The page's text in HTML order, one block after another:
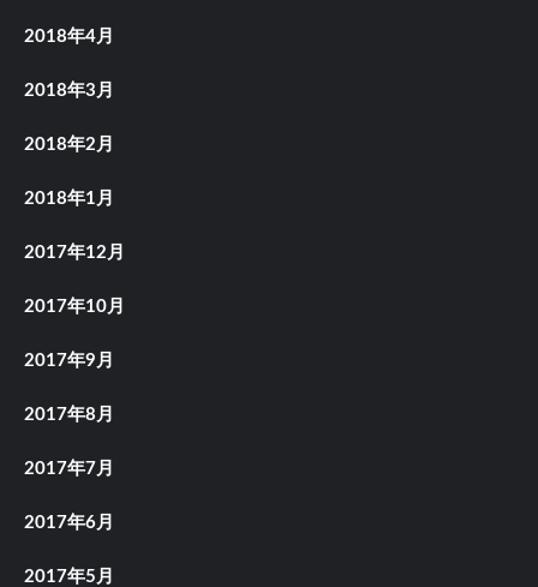
2018年4月
2018年3月
2018年2月
2018年1月
2017年12月
2017年10月
2017年9月
2017年8月
2017年7月
2017年6月
2017年5月